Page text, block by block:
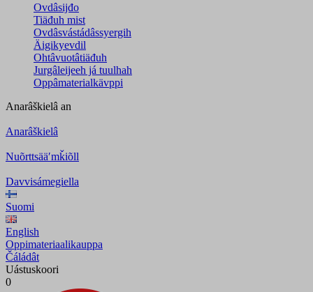
Ovdâsijđo
Tiäđuh mist
Ovdâsvástádâssyergih
Äigikyevdil
Ohtâvuotâtiäđuh
Jurgâleijeeh já tuulhah
Oppâmaterialkävppi
Anarâškielâ an
Anarâškielâ
Nuõrttsääʹmǩiõll
Davvisámegiella
Suomi
English
Oppimateriaalikauppa
Čáládât
Uástuskoori
0